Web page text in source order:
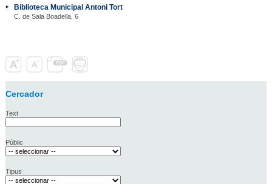
Biblioteca Municipal Antoni Tort
C. de Sala Boadella, 6
Cercador
Text
Públic
Tipus